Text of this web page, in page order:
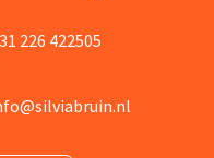
226 422505